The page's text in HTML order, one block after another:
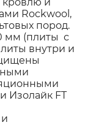
Rockwool,
пород.
мм (плиты с
внутри и
Изолайк FT